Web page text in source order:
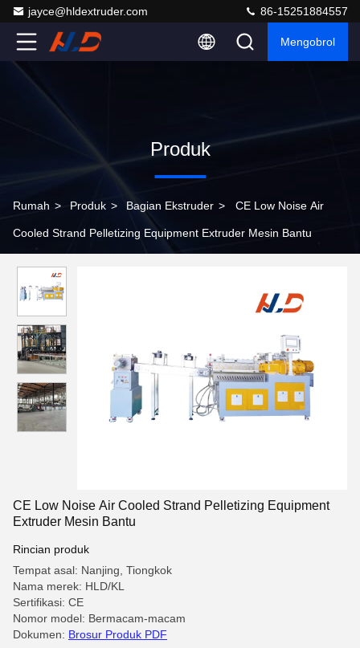
jayce@hldextruder.com 86-15251884557
Mengobrol
Produk
Rumah > Produk > Bagian Ekstruder > CE Low Noise Air
Cooled Strand Pelletizing Equipment Extruder Mesin Bantu
CE Low Noise Air Cooled Strand Pelletizing Equipment
Extruder Mesin Bantu
Rincian produk
Tempat asal: Nanjing, Tiongkok
Nama merek: HLD/KL
Sertifikasi: CE
Nomor model: Bermacam-macam
Dokumen: Brosur Produk PDF